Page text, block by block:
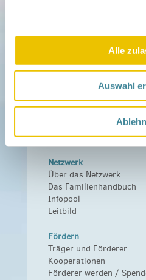
Alle
Auswahl
in der Schwangerschaft
Infos für Familien
Familien ehrenamtlich
Netzwerk-Kompass
Zu deiner Region
Netzwerk-Nachrichten
Aktuelle Termine
Netzwerk
Über das Netzwerk
Das Familienhandbuch
Infopool
Leitbild
Fördern
Träger und Förderer
Kooperationen
Förderer werden /